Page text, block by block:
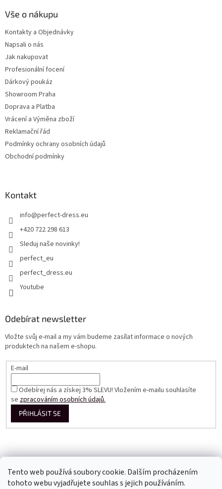
Tento web používá soubory cookie. Dalším procházením
tohoto webu vyjadřujete souhlas s jejich používáním.
Vše o nákupu
Kontakty a Objednávky
Napsali o nás
Jak nakupovat
Profesionální focení
Dárkový poukáz
Showroom Praha
Doprava a Platba
Vrácení a Výměna zboží
Reklamační řád
Podmínky ochrany osobních údajů
Obchodní podmínky
Kontakt
info@perfect-dress.eu
+420 722 298 613
Sleduj naše novinky!
perfect_eu
perfect_dress.eu
Youtube
Odebírat newsletter
Vložte svůj e-mail a my vám budeme zasílat informace o nových
produktech na našem e-shopu.
E-mail
Odebírej nás a získej 3% SLEVU! Vložením e-mailu souhlasíte
sezpracováním osobních údajů.
PŘIHLÁSIT SE